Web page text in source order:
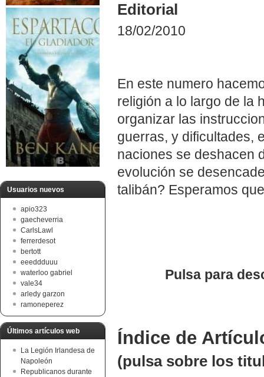
Usuarios nuevos
apio323
gaecheverria
CarlsLawl
ferrerdesot
bertott
eeeddduuu
waterloo gabriel
vale34
arledy garzon
ramoneperez
Últimos artículos web
La Legión Irlandesa de
Napoleón
Republicanos durante
Editorial
18/02/2010
En este numero
religión a lo largo de la
organizar las
guerras, y dificultades,
naciones se deshacen
evolución se
talibán? Esperamos
Pulsa para
Índice de
(pulsa sobre los